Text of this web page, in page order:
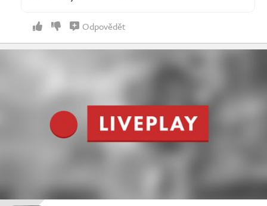
Odpovědět